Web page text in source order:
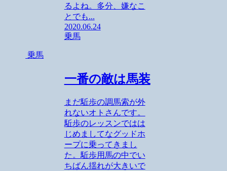
るよね。多分、嫌なこ
とでも...
2020.06.24
乗馬
乗馬
一番の敵は馬装
まだ駈歩の調馬索が外
れないオトさんです。
駈歩のレッスンではは
じめましてなグッドホ
ープに乗ってきまし
た。駈歩用馬の中でい
ちばん揺れが大きいで